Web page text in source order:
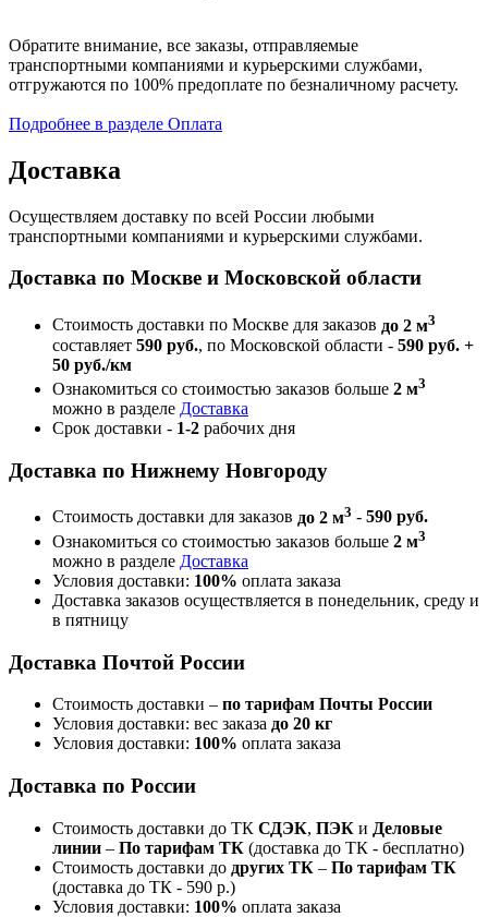
Обратите внимание, все заказы, отправляемые
транспортными компаниями и курьерскими службами,
отгружаются по 100% предоплате по безналичному расчету.
Подробнее в разделе Оплата
Доставка
Осуществляем доставку по всей России любыми
транспортными компаниями и курьерскими службами.
Доставка по Москве и Московской области
Стоимость доставки по Москве для заказов до 2 м3
составляет 590 руб., по Московской области - 590 руб. +
50 руб./км
Ознакомиться со стоимостью заказов больше 2 м3
можно в разделе Доставка
Срок доставки - 1-2 рабочих дня
Доставка по Нижнему Новгороду
Стоимость доставки для заказов до 2 м3 - 590 руб.
Ознакомиться со стоимостью заказов больше 2 м3
можно в разделе Доставка
Условия доставки: 100% оплата заказа
Доставка заказов осуществляется в понедельник, среду и
в пятницу
Доставка Почтой России
Стоимость доставки – по тарифам Почты России
Условия доставки: вес заказа до 20 кг
Условия доставки: 100% оплата заказа
Доставка по России
Стоимость доставки до ТК СДЭК, ПЭК и Деловые
линии – По тарифам ТК (доставка до ТК - бесплатно)
Стоимость доставки до других ТК – По тарифам ТК
(доставка до ТК - 590 р.)
Условия доставки: 100% оплата заказа